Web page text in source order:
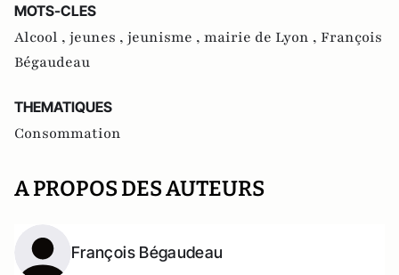
MOTS-CLES
Alcool , jeunes , jeunisme , mairie de Lyon , François
Bégaudeau
THEMATIQUES
Consommation
A PROPOS DES AUTEURS
François Bégaudeau